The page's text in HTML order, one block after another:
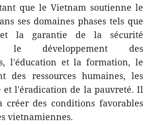
que le Vietnam soutienne le
ses domaines phases tels que
la garantie de la sécurité
le développement des
l'éducation et la formation, le
des ressources humaines, les
et l'éradication de la pauvreté. Il
créer des conditions favorables
vietnamiennes.